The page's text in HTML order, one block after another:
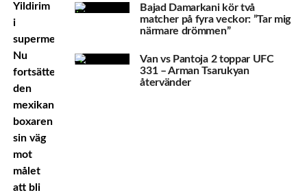
Yildirim
i
supermellanvikt.
Nu
fortsätter
den
mexikanske
boxaren
sin väg
mot
målet
att bli
Bajad Damarkani kör två
matcher på fyra veckor: ”Tar mig
närmare drömmen”
Van vs Pantoja 2 toppar UFC
331 – Arman Tsarukyan
återvänder